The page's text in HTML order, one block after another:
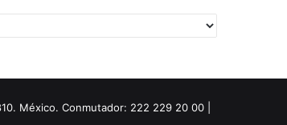
México. Conmutador: 222 229 20 00 |